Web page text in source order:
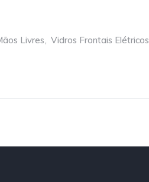
Livres, Vidros Frontais Elétricos